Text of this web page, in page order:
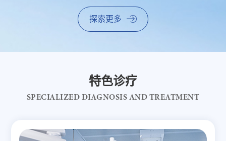
探索更多
特色诊疗
SPECIALIZED DIAGNOSIS AND TREATMENT